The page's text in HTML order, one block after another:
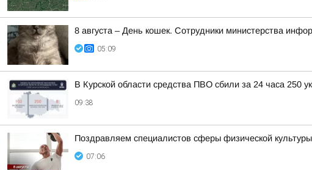
8 августа – День кошек. Сотрудники министерства
05:09
В Курской области средства ПВО сбили за 24 часа 250
09:38
Поздравляем специалистов сферы физической
07:06